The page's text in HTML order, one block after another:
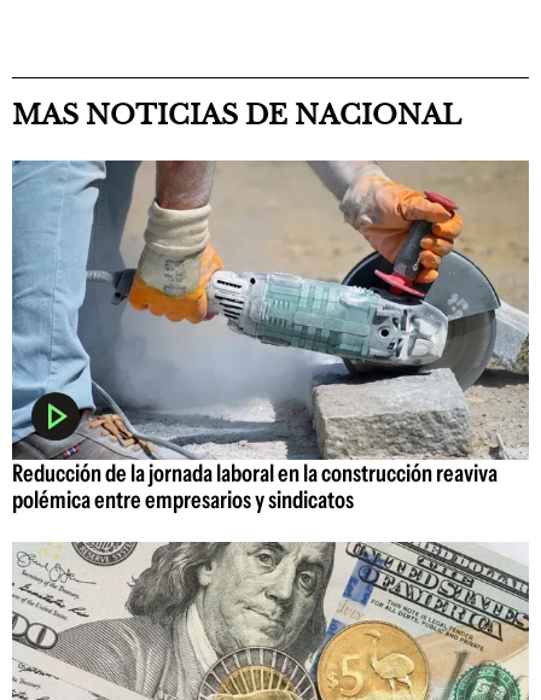
MAS NOTICIAS DE NACIONAL
Reducción de la jornada laboral en la construcción reaviva
polémica entre empresarios y sindicatos